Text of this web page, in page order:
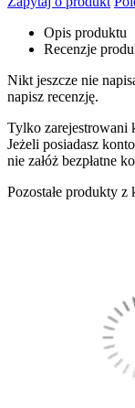
Opis produktu
Recenzje
Nikt jeszcze nie
napisz recenzję.
Tylko zarejestrowani
Jeżeli posiadasz
nie załóż bezpłatne
Pozostałe produkty z